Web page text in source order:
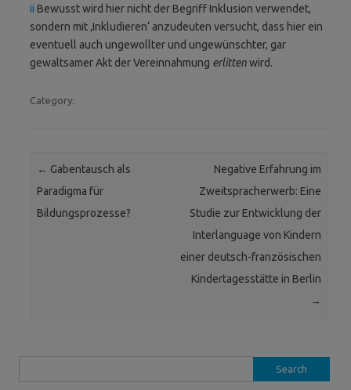
ii Bewusst wird hier nicht der Begriff Inklusion verwendet,
sondern mit ‚Inkludieren‘ anzudeuten versucht, dass hier ein
eventuell auch ungewollter und ungewünschter, gar
gewaltsamer Akt der Vereinnahmung erlittenwird.
Category:
Post navigation
← Gabentausch als
Paradigma für
Bildungsprozesse?
Negative Erfahrung im
Zweitspracherwerb: Eine
Studie zur Entwicklung der
Interlanguage von Kindern
einer deutsch-französischen
Kindertagesstätte in Berlin
→
for: